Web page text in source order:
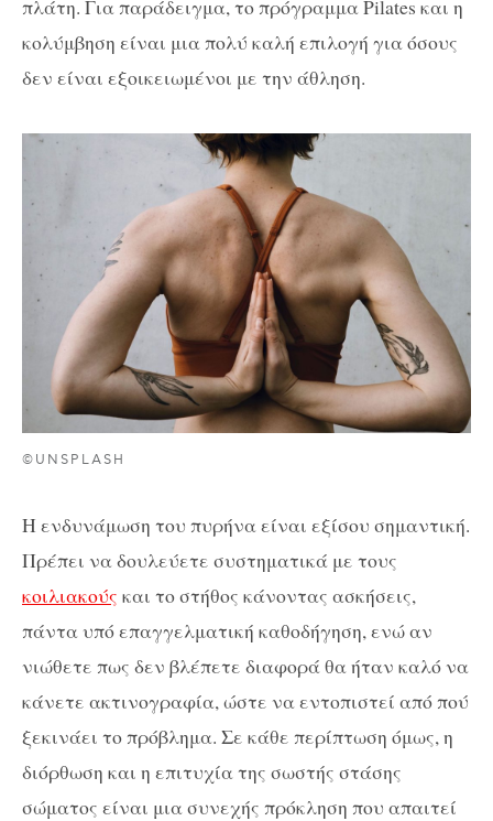
πλάτη. Για παράδειγμα, το πρόγραμμα Pilates και η
κολύμβηση είναι μια πολύ καλή επιλογή για όσους
δεν είναι εξοικειωμένοι με την άθληση.
©UNSPLASH
Η ενδυνάμωση του πυρήνα είναι εξίσου σημαντική.
Πρέπει να δουλεύετε συστηματικά με τους
κοιλιακούς και το στήθος κάνοντας ασκήσεις,
πάντα υπό επαγγελματική καθοδήγηση, ενώ αν
νιώθετε πως δεν βλέπετε διαφορά θα ήταν καλό να
κάνετε ακτινογραφία, ώστε να εντοπιστεί από πού
ξεκινάει το πρόβλημα. Σε κάθε περίπτωση όμως, η
διόρθωση και η επιτυχία της σωστής στάσης
σώματος είναι μια συνεχής πρόκληση που απαιτεί